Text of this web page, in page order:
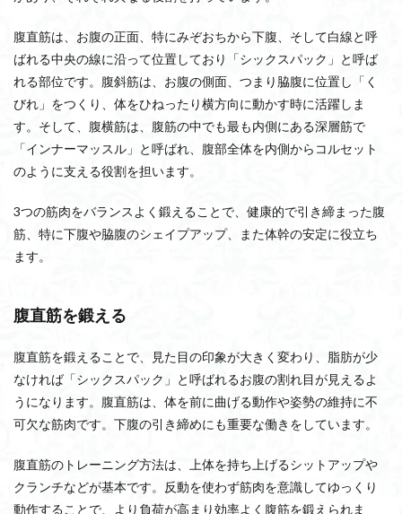
腹直筋は、お腹の正面、特にみぞおちから下腹、そして白線と呼
ばれる中央の線に沿って位置しており「シックスパック」と呼ば
れる部位です。腹斜筋は、お腹の側面、つまり脇腹に位置し「く
びれ」をつくり、体をひねったり横方向に動かす時に活躍しま
す。そして、腹横筋は、腹筋の中でも最も内側にある深層筋で
「インナーマッスル」と呼ばれ、腹部全体を内側からコルセット
のように支える役割を担います。
3つの筋肉をバランスよく鍛えることで、健康的で引き締まった腹
筋、特に下腹や脇腹のシェイプアップ、また体幹の安定に役立ち
ます。
腹直筋を鍛える
腹直筋を鍛えることで、見た目の印象が大きく変わり、脂肪が少
なければ「シックスパック」と呼ばれるお腹の割れ目が見えるよ
うになります。腹直筋は、体を前に曲げる動作や姿勢の維持に不
可欠な筋肉です。下腹の引き締めにも重要な働きをしています。
腹直筋のトレーニング方法は、上体を持ち上げるシットアップや
クランチなどが基本です。反動を使わず筋肉を意識してゆっくり
動作することで、より負荷が高まり効率よく腹筋を鍛えられま
トレーニングジム トレーニング
トラブル対策
デュラックス
デメリット
テニス
デッドリフト
デクラインベンチプレス
バーベルセット
ハイプーリーマシン
フィットネスジム入会・退会
ヒップトレーナーマシン
フィットネスジム入会
フィットネスジム
フィットネスコーデ
フィットネス
ピラティスフランチャイズ
ピラティス
ひまし油
バタフライマシン
高齢者
検索